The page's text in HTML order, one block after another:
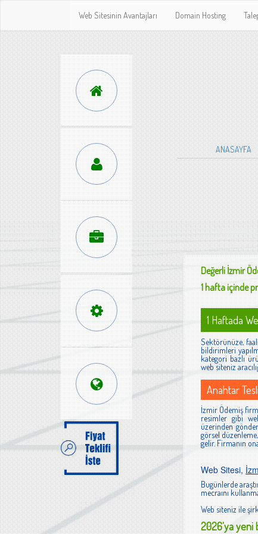
Web Sitesinin Avantajları Domain Hosting
ANASAYFA
Değerliİzmir
1 hafta içinde
1 Haftada
Sektörünüze,
bildirimleri
kategori bazlı
web siteniz
Anahtar
İzmir Ödemiş
resimler gibi
üzerinden
görsel
gelir. Firmanın
Web Sitesi,
Bugünlerde
mecraını
Web siteniz ile
2026'ya yeni